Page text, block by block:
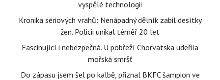
vyspělé technologii
Kronika sériových vrahů: Nenápadný dělník zabil desítky
žen. Policii unikal téměř 20 let
Fascinující i nebezpečná. U pobřeží Chorvatska udeřila
mořská smršť
Do zápasu jsem šel po kalbě, přiznal BKFC šampion ve